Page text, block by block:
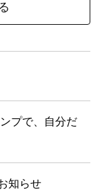
プで、自分だ
知らせ